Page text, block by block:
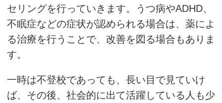
セリングを行っていきます。うつ病やADHD、
不眠症などの症状が認められる場合は、薬によ
る治療を行うことで、改善を図る場合もありま
す。
一時は不登校であっても、長い目で見ていけ
ば、その後、社会的に出て活躍している人も少